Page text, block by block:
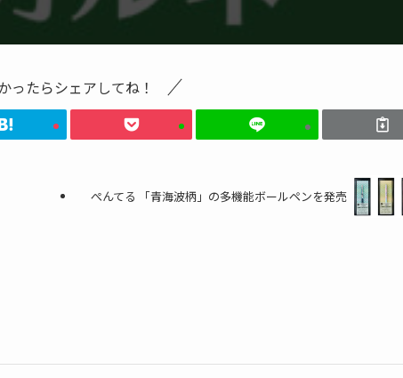
ったらシェアしてね！
ぺんてる 「青海波柄」の多機能ボールペンを発売